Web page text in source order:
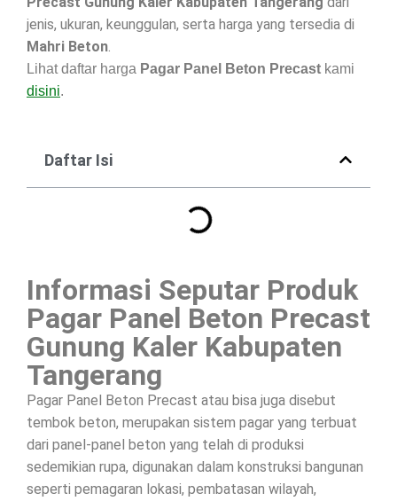
jenis, ukuran, keunggulan, serta harga yang tersedia di
Mahri Beton.
Lihat daftar harga Pagar Panel Beton Precast kami
disini.
Daftar Isi
Informasi Seputar Produk
Pagar Panel Beton Precast
Gunung Kaler Kabupaten
Tangerang
Pagar Panel Beton Precast atau bisa juga disebut
tembok beton, merupakan sistem pagar yang terbuat
dari panel-panel beton yang telah di produksi
sedemikian rupa, digunakan dalam konstruksi bangunan
seperti pemagaran lokasi, pembatasan wilayah,